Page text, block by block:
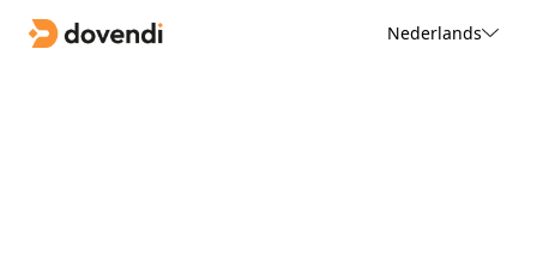
Nederlands